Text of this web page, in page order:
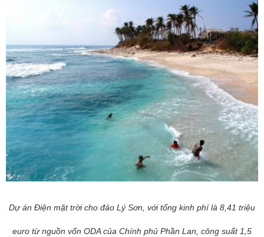
Dự án Điện mặt trời cho đảo Lý Sơn, với tổng kinh phí là 8,41 triệu
euro từ nguồn vốn ODA của Chính phủ Phần Lan, công suất 1,5